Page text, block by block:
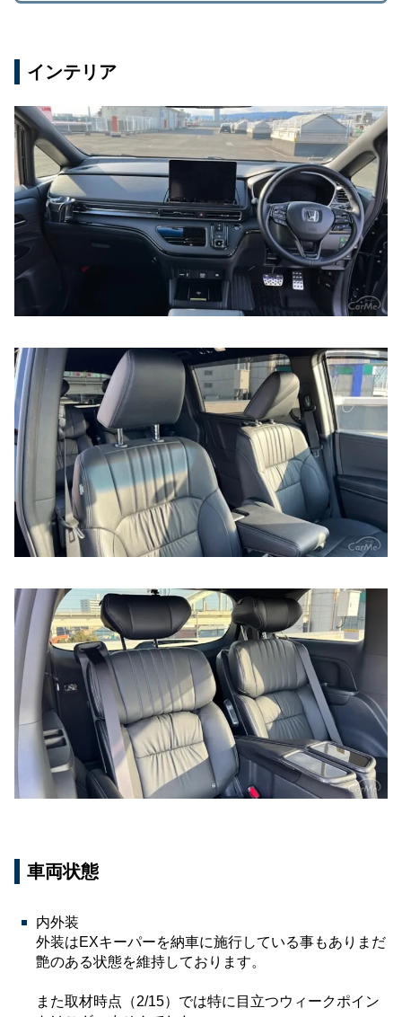
インテリア
車両状態
内外装
外装はEXキーパーを納車に施行している事もありまだ
艶のある状態を維持しております。
また取材時点（2/15）では特に目立つウィークポイン